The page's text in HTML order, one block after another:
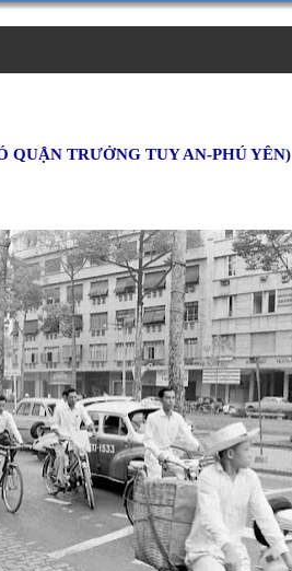
QUẬN TRƯỞNG TUY AN-PHÚ YÊN)